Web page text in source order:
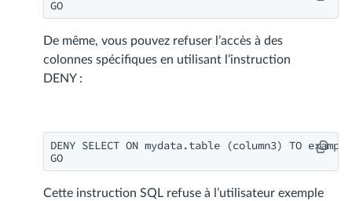
GO
De même, vous pouvez refuser l’accès à des
colonnes spécifiques en utilisant l’instruction
DENY :
DENY SELECT ON mydata.table (column3) TO
GO
Cette instruction SQL refuse à l’utilisateur exemple